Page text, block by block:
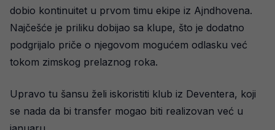
dobio kontinuitet u prvom timu ekipe iz Ajndhovena.
Najčešće je priliku dobijao sa klupe, što je dodatno
podgrijalo priče o njegovom mogućem odlasku već
tokom zimskog prelaznog roka.
Upravo tu šansu želi iskoristiti klub iz Deventera, koji
se nada da bi transfer mogao biti realizovan već u